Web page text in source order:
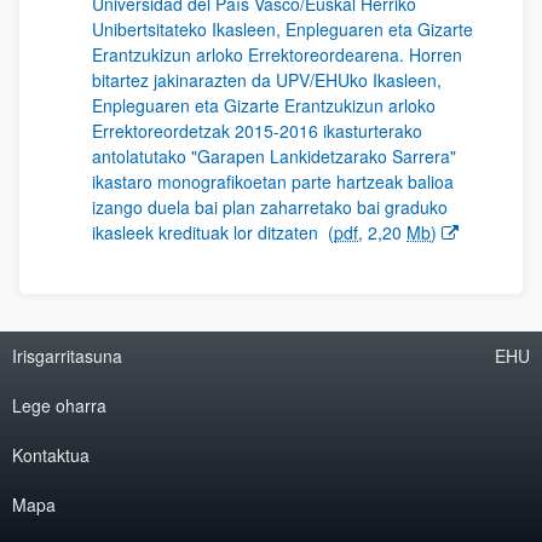
Unibertsitateko Ikasleen, Enpleguaren eta Gizarte
Erantzukizun arloko Errektoreordearena. Horren
bitartez jakinarazten da UPV/EHUko Ikasleen,
Enpleguaren eta Gizarte Erantzukizun arloko
Errektoreordetzak 2015-2016 ikasturterako
antolatutako "Garapen Lankidetzarako Sarrera"
ikastaro monografikoetan parte hartzeak balioa
izango duela bai plan zaharretako bai graduko
ikasleek kredituak lor ditzaten (pdf, 2,20 Mb)
Irisgarritasuna
Lege oharra
Kontaktua
Mapa
EHU